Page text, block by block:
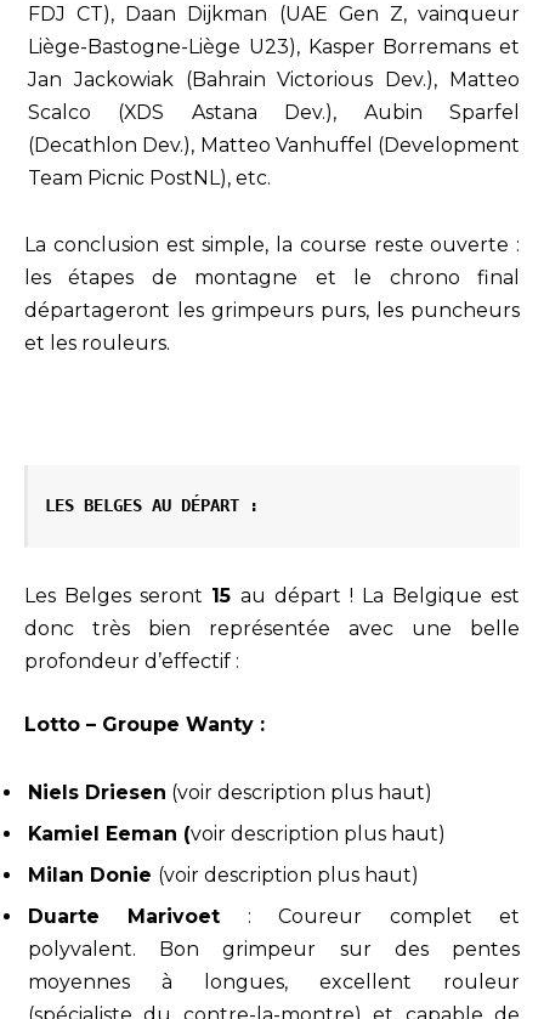
FDJ CT), Daan Dijkman (UAE Gen Z, vainqueur
Liège-Bastogne-Liège U23), Kasper Borremans et
Jan Jackowiak (Bahrain Victorious Dev.), Matteo
Scalco (XDS Astana Dev.), Aubin Sparfel
(Decathlon Dev.), Matteo Vanhuffel (Development
Team Picnic PostNL), etc.
La conclusion est simple, la course reste ouverte :
les étapes de montagne et le chrono final
départageront les grimpeurs purs, les puncheurs
et les rouleurs.
LES BELGES AU DÉPART :
Les Belges seront 15 au départ ! La Belgique est
donc très bien représentée avec une belle
profondeur d’effectif :
Lotto – Groupe Wanty :
Niels Driesen (voir description plus haut)
Kamiel Eeman (voir description plus haut)
Milan Donie (voir description plus haut)
Duarte Marivoet : Coureur complet et
polyvalent. Bon grimpeur sur des pentes
moyennes à longues, excellent rouleur
(spécialiste du contre-la-montre) et capable de